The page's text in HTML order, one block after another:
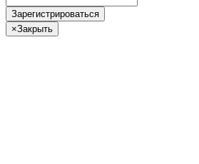
Зарегистрироваться
×Закрыть